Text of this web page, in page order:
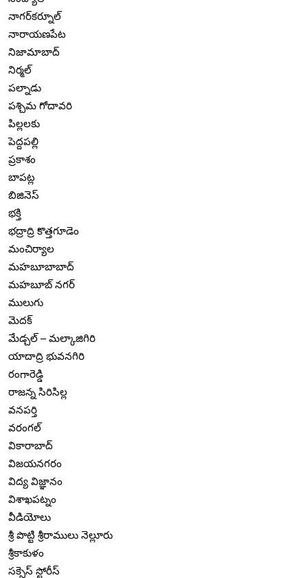
నాగర్‌కర్నూల్
నారాయణపేట
నిజామాబాద్
నిర్మల్
పల్నాడు
పశ్చిమ గోదావరి
పిల్లలకు
పెద్దపల్లి
ప్రకాశం
బాపట్ల
బిజినెస్
భక్తి
భద్రాద్రి కొత్తగూడెం
మంచిర్యాల
మహబూబాబాద్
మహబూబ్ నగర్
ములుగు
మెదక్
మేడ్చల్ – మల్కాజిగిరి
యాదాద్రి భువనగిరి
రంగారెడ్డి
రాజన్న సిరిసిల్ల
వనపర్తి
వరంగల్
వికారాబాద్
విజయనగరం
విద్య విజ్ఞానం
విశాఖపట్నం
వీడియోలు
శ్రీ పొట్టి శ్రీరాములు నెల్లూరు
శ్రీకాకుళం
సక్సెస్ స్టోరీస్